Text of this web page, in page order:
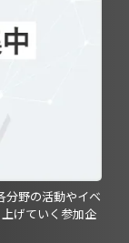
分野の活動やイベ
げていく参加企